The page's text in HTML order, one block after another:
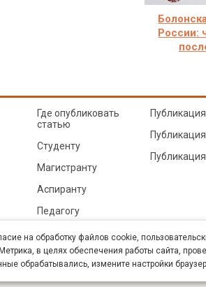
России:
Где опубликовать
статью
Студенту
Магистранту
Аспиранту
Педагогу
© Sibac.info 2026. Все права защищены.
Карта сайта
(ИНН 5402054157). Размещается в Научной
на обработку файлов cookie,
в целях обеспечения работы сайта,
обрабатывались, измените настройки